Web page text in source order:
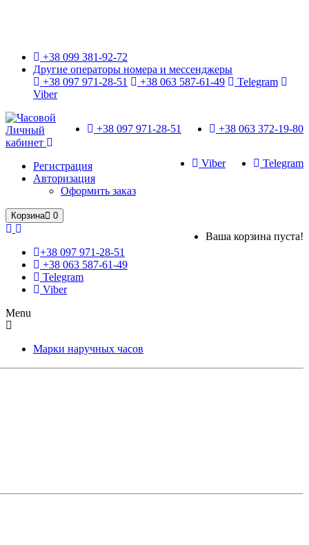
+38 099 381-92-72
Другие операторы номера и мессенджеры
+38 097 971-28-51
+38 063 587-61-49
Telegram
Viber
+38 063 372-19-80
+38 097 971-28-51
Telegram
Viber
Личный
кабинет
Регистрация
Авторизация
Оформить заказ
Корзина 0
Ваша корзина пуста!
+38 097 971-28-51
+38 063 587-61-49
Telegram
Viber
Menu
Марки наручных часов